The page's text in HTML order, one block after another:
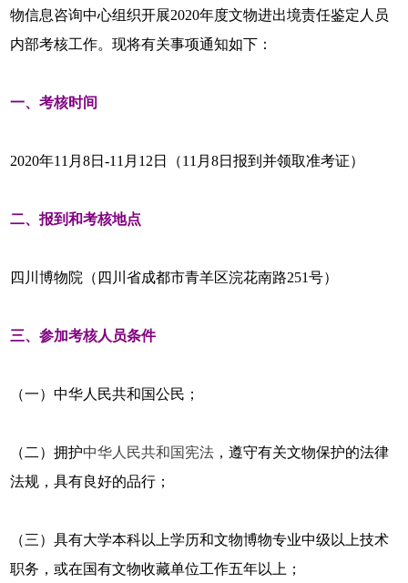
物信息咨询中心组织开展2020年度文物进出境责任鉴定人员
内部考核工作。现将有关事项通知如下：
一、考核时间
2020年11月8日-11月12日（11月8日报到并领取准考证）
二、报到和考核地点
四川博物院（四川省成都市青羊区浣花南路251号）
三、参加考核人员条件
（一）中华人民共和国公民；
（二）拥护中华人民共和国宪法 ，遵守有关文物保护的法律
法规，具有良好的品行；
（三）具有大学本科以上学历和文物博物专业中级以上技术
职务，或在国有文物收藏单位工作五年以上；